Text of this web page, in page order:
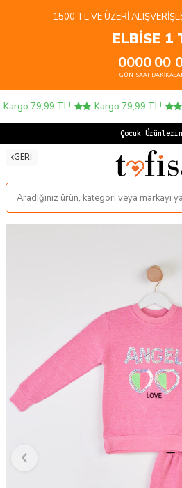
1500 TL VE ÜZERI
ELBİSE 1
00
GÜN
00
SAAT
00
DAKIKA
79,99 TL! Kargo 79,99 TL!
Çocuk
GERI